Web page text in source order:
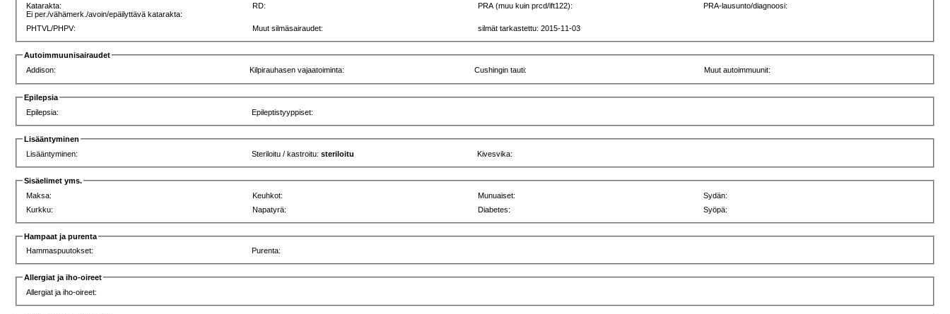
Katarakta:
Ei per./vähämerk./avoin/epäilyttävä katarakta:
RD: PRA (muu kuin prcd/ift122): PRA-lausunto/diagnoosi:
PHTVL/PHPV: Muut silmäsairaudet: silmät tarkastettu: 2015-11-03
Autoimmuunisairaudet
Addison:
Kilpirauhasen vajaatoiminta: Cushingin tauti: Muut autoimmuunit:
Epilepsia
Epilepsia:
Epileptistyyppiset:
Lisääntyminen
Lisääntyminen:
Steriloitu / kastroitu:steriloitu Kivesvika:
Sisäelimet yms.
Maksa:
Keuhkot: Munuaiset:
Sydän:
Kurkku:
Napatyrä: Diabetes: Syöpä:
Hampaat ja purenta
Hammaspuutokset:
Purenta:
Allergiat ja iho-oireet
Allergiat ja iho-oireet: